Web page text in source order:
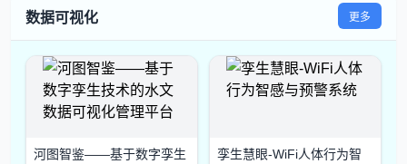
数据可视化 更多
河图智鉴——基于数字孪生
孪生慧眼-WiFi人体行为智